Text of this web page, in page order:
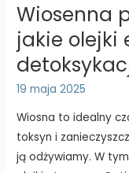
Wiosenna
jakie olejki
19 maja 2025
Wiosna to idealny
toksyn i
ją odżywiamy. W